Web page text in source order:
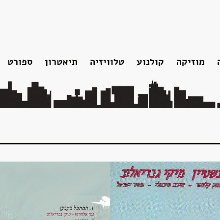
מוזיקה
תקליטונים
אוספים
להקות והופעות
פלייליסט עשור למותו
קולנוע טלוויזיה תיאטרון ספורט